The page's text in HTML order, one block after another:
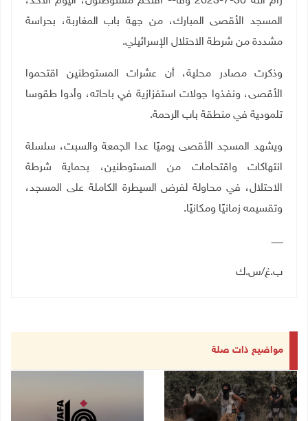
المسجد الأقصى المبارك، من جهة باب المغاربة، بحراسة
مشددة من شرطة الاحتلال الإسرائيلي.
وذكرت مصادر محلية، أن عشرات المستوطنين اقتحموا
الأقصى، ونفذوا جولات استفزازية في باحاته، وأدوا طقوسا
تلمودية في منطقة باب الرحمة.
ويشهد المسجد الأقصى يوميًا عدا الجمعة والسبت، سلسلة
انتهاكات واقتحامات من المستوطنين، بحماية شرطة
الاحتلال، في محاولة لفرض السيطرة الكاملة على المسجد،
وتقسيمه زمانيًا ومكانيًا.
ــــــــ
ب.غ/س.ك
مواضيع ذات صلة